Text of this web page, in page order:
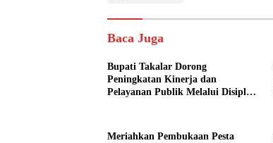
Baca Juga
Bupati Takalar Dorong
Peningkatan Kinerja dan
Pelayanan Publik Melalui Disiplin
Meriahkan Pembukaan Pesta